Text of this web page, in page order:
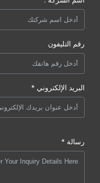
رقم التليفون
البريد الإلكتروني *
رسالة *